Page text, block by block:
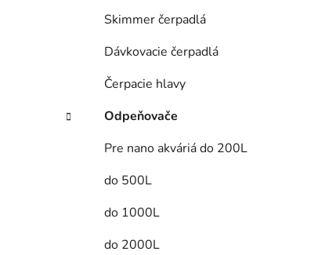
Skimmer čerpadlá
Dávkovacie čerpadlá
Čerpacie hlavy
Odpeňovače
Pre nano akváriá do 200L
do 500L
do 1000L
do 2000L